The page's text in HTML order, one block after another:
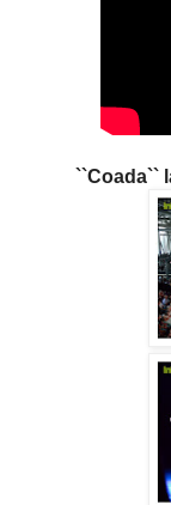
``Coada``